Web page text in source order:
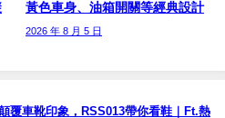
黃色車身、油箱開關等經典設計
2026 年 8 月 5 日
覆車靴印象，RSS013帶你看鞋｜Ft.熱